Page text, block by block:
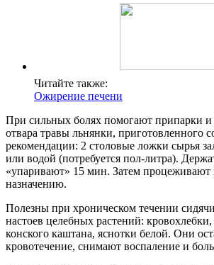
Читайте также:
Ожирение печени
При сильных болях помогают припарки и
отвара травы льнянки, приготовленного
рекомендации: 2 столовые ложки сырья
или водой (потребуется пол-литра).
«упаривают» 15 мин. Затем процеживают
назначению.
Полезны при хроническом течении
настоев целебных растений:
конского каштана, яснотки белой. Они
кровотечение, снимают воспаление и